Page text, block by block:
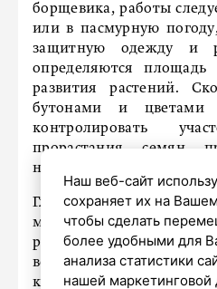
борщевика, работы
или в пасмурную
защитную одежду и
определяются
развития растений.
бутонами и цветами
контролировать
прорастания семян
нескольких лет.
Главное – начать
можно раньше, не
распространения
всхожесть в течение
культуру можно
Наш веб-сайт
сохраняет их на
чтобы сделать
более удобными для
анализа статистики
нашей маркетинговой